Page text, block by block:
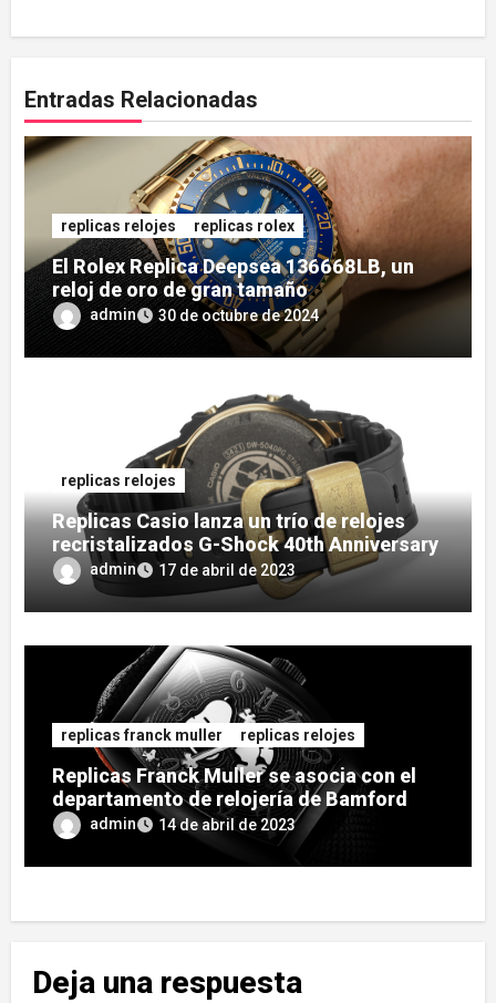
Entradas Relacionadas
replicas relojes replicas rolex
El Rolex Replica Deepsea 136668LB, un
reloj de oro de gran tamaño
admin 30 de octubre de 2024
replicas relojes
Replicas Casio lanza un trío de relojes
recristalizados G-Shock 40th Anniversary
admin 17 de abril de 2023
replicas franck muller replicas relojes
Replicas Franck Muller se asocia con el
departamento de relojería de Bamford
para el reloj Cintrée Curvex de edición
limitada Crazy Hours
admin 14 de abril de 2023
Deja una respuesta